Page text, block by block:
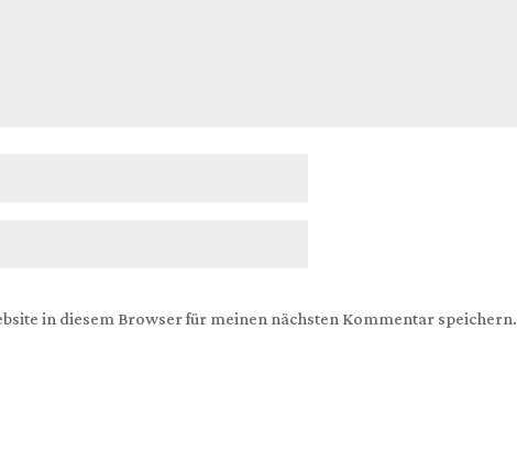
in diesem Browser für meinen nächsten Kommentar speichern.